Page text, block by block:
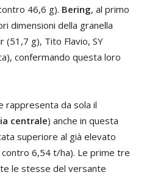
46,6 g). Bering, al primo
dimensioni della granella
(51,7 g), Tito Flavio, SY
confermando questa loro
rappresenta da sola il
centrale) anche in questa
superiore al già elevato
contro 6,54 t/ha). Le prime tre
le stesse del versante